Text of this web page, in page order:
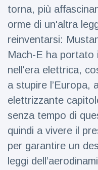
torna, più
orme di un'altra
reinventarsi:
Mach-E ha portato
nell'era elettrica,
a stupire l’Europa,
elettrizzante
senza tempo di
quindi a vivere il
per garantire un
leggi